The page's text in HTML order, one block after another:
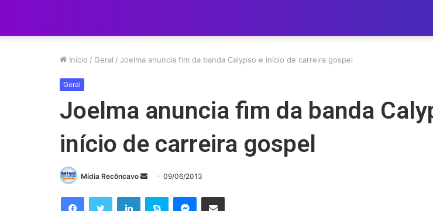
Início / Geral / Joelma anuncia fim da banda Calypso e início de carreira gospel
Geral
Joelma anuncia fim da banda
início de carreira gospel
Mídia Recôncavo
Mande
e-
09/06/2013
FacebookTwitter LinkedinSkype Messenger
Compartilhar via e-mail